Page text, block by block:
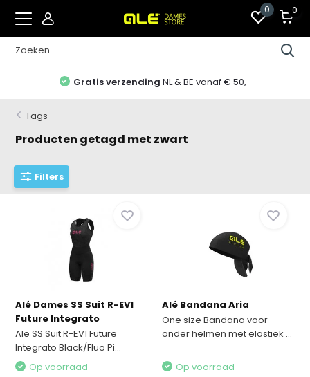
0 0
Gratis verzending NL & BE vanaf € 50,-
Tags
Producten getagd met zwart
Filters
Alé Dames SS Suit R-EV1
Future Integrato
Ale SS Suit R-EV1 Future
Integrato Black/Fluo Pi...
Op voorraad
Alé Bandana Aria
One size Bandana voor
onder helmen met elastiek ...
Op voorraad